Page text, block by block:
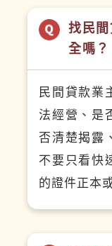
找民
全嗎？
民間貸款業
法經營、是
否清楚揭露
不要只看快
的證件正本